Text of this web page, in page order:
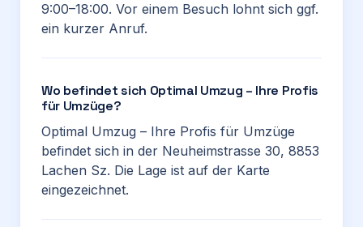
9:00–18:00. Vor einem Besuch lohnt sich ggf.
ein kurzer Anruf.
Wo befindet sich Optimal Umzug – Ihre Profis
für Umzüge?
Optimal Umzug – Ihre Profis für Umzüge
befindet sich in der Neuheimstrasse 30, 8853
Lachen Sz. Die Lage ist auf der Karte
eingezeichnet.